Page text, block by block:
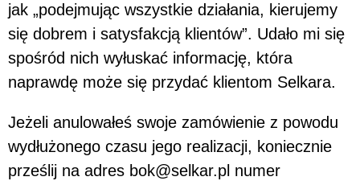
jak „podejmując wszystkie działania, kierujemy
się dobrem i satysfakcją klientów”. Udało mi się
spośród nich wyłuskać informację, która
naprawdę może się przydać klientom Selkara.
Jeżeli anulowałeś swoje zamówienie z powodu
wydłużonego czasu jego realizacji, koniecznie
prześlij na adres bok@selkar.pl numer